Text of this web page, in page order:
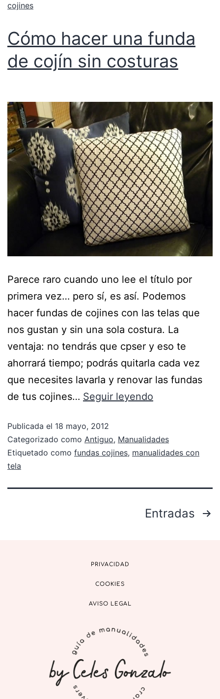
cojines
Cómo hacer una funda
de cojín sin costuras
Parece raro cuando uno lee el título por
primera vez… pero sí, es así. Podemos
hacer fundas de cojines con las telas que
nos gustan y sin una sola costura. La
ventaja: no tendrás que cpser y eso te
ahorrará tiempo; podrás quitarla cada vez
que necesites lavarla y renovar las fundas
de tus cojines… Seguir leyendo
Publicada el 18 mayo, 2012
Categorizado como Antiguo, Manualidades
Etiquetado como fundas cojines, manualidades con
tela
Entradas
PRIVACIDAD
COOKIES
AVISO LEGAL